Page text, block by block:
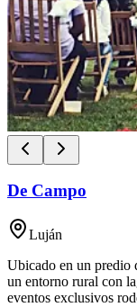
De Campo
Luján
Ubicado en un predio
un entorno rural con
eventos exclusivos